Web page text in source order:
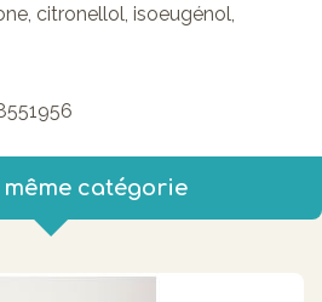
citronellol, isoeugénol,
même catégorie